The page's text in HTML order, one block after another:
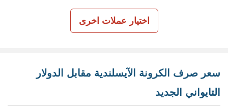
اختيار عملات اخرى
سعر صرف الكرونة الآيسلندية مقابل الدولار
التايواني الجديد